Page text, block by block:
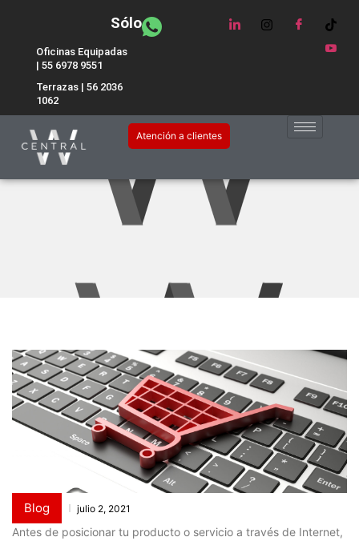
Sólo
Oficinas Equipadas
| 55 6978 9551
Terrazas | 56 2036
1062
Atención a clientes
Aumenta tus ventas a través
del e-commerce
Blog julio 2, 2021
Antes de posicionar tu producto o servicio a través de Internet,